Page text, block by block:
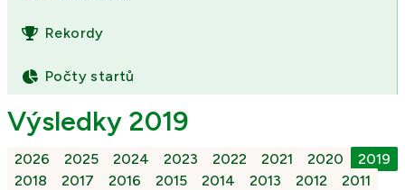
Výsledky
Fotogalerie
Kontakt
Rekordy
Počty startů
Výsledky 2019
2026 2025 2024 2023 2022 2021 2020
2019
2018
2017 2016 2015 2014 2013 2012
2011